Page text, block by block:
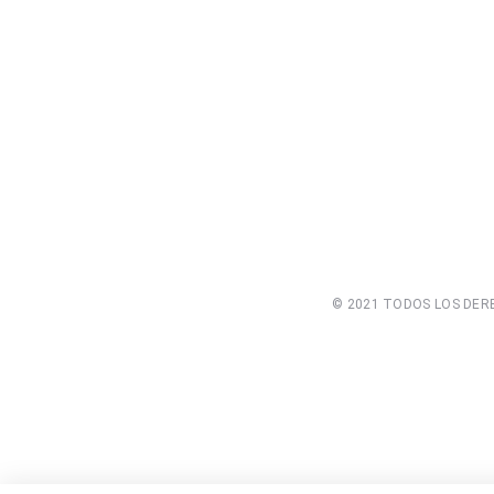
© 2021 TODOS LOS